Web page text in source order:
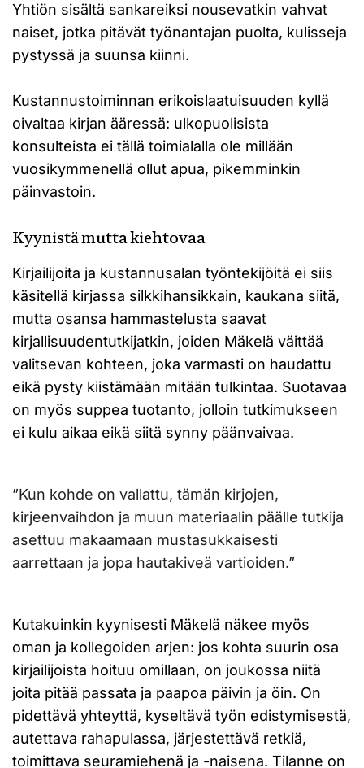
Yhtiön sisältä sankareiksi nousevatkin vahvat
naiset, jotka pitävät työnantajan puolta, kulisseja
pystyssä ja suunsa kiinni.
Kustannustoiminnan erikoislaatuisuuden kyllä
oivaltaa kirjan ääressä: ulkopuolisista
konsulteista ei tällä toimialalla ole millään
vuosikymmenellä ollut apua, pikemminkin
päinvastoin.
Kyynistä mutta kiehtovaa
Kirjailijoita ja kustannusalan työntekijöitä ei siis
käsitellä kirjassa silkkihansikkain, kaukana siitä,
mutta osansa hammastelusta saavat
kirjallisuudentutkijatkin, joiden Mäkelä väittää
valitsevan kohteen, joka varmasti on haudattu
eikä pysty kiistämään mitään tulkintaa. Suotavaa
on myös suppea tuotanto, jolloin tutkimukseen
ei kulu aikaa eikä siitä synny päänvaivaa.
”Kun kohde on vallattu, tämän kirjojen,
kirjeenvaihdon ja muun materiaalin päälle tutkija
asettuu makaamaan mustasukkaisesti
aarrettaan ja jopa hautakiveä vartioiden.”
Kutakuinkin kyynisesti Mäkelä näkee myös
oman ja kollegoiden arjen: jos kohta suurin osa
kirjailijoista hoituu omillaan, on joukossa niitä
joita pitää passata ja paapoa päivin ja öin. On
pidettävä yhteyttä, kyseltävä työn edistymisestä,
autettava rahapulassa, järjestettävä retkiä,
toimittava seuramiehenä ja -naisena. Tilanne on